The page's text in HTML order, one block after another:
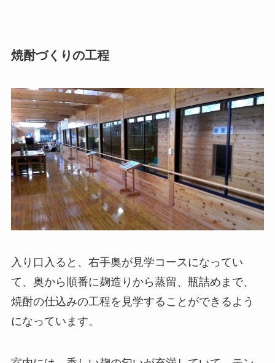
焼酎づくりの工程
入り口入ると、右手奥が見学コースになってい
て、奥から順番に麹造りから蒸留、瓶詰めまで、
焼酎の仕込みの工程を見学することができるよう
になっています。